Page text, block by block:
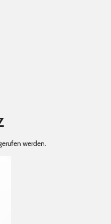
werden.